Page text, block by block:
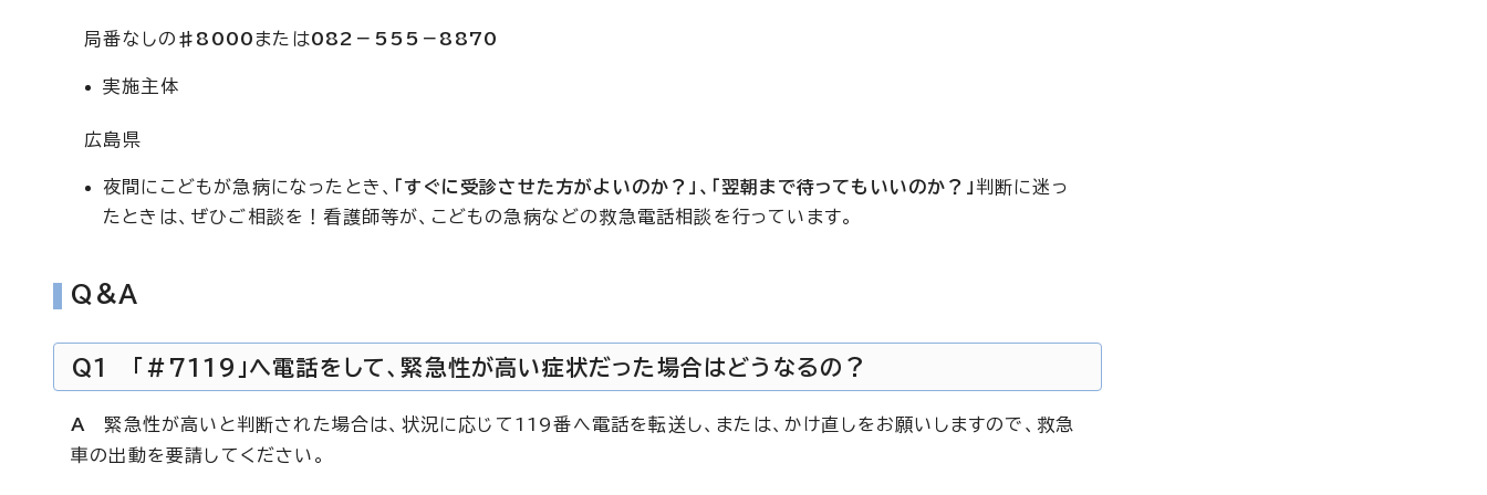
局番なしの ♯8000または082－555－8870
実施主体
広島県
夜間にこどもが急病になったとき、 「すぐに受診させた方がよいのか？」、「翌朝まで待ってもいいのか？」判断に迷っ
たときは、ぜひご相談を！看護師等が、こどもの急病などの救急電話相談を行っています。
Q＆A
Q1 「＃7119」へ電話をして、緊急性が高い症状だった場合はどうなるの？
A緊急性が高いと判断された場合は、状況に応じて119番へ電話を転送し、または、かけ直しをお願いしますので、救急
車の出動を要請してください。